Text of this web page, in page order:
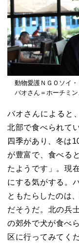
動物愛護ＮＧＯソイ
バオさん＝ホーチミ
バオさんによると
北部で食べられて
四季があり、冬は
が豊富で、食べる
たようです」。現
にする気がする。
ともたらしたのは
だそうだ。北の兵
の郊外で犬が食べ
区に行ってみてく